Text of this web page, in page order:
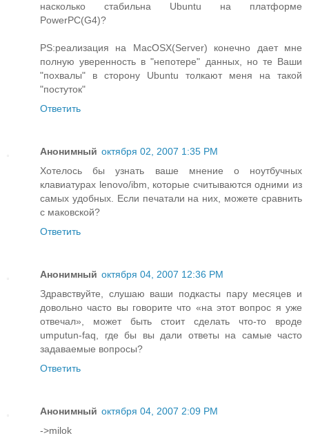
насколько стабильна Ubuntu на платформе
PowerPC(G4)?
PS:реализация на MacOSX(Server) конечно дает мне
полную уверенность в "непотере" данных, но те Ваши
"похвалы" в сторону Ubuntu толкают меня на такой
"постуток"
Ответить
Анонимный октября 02, 2007 1:35 PM
Хотелось бы узнать ваше мнение о ноутбучных
клавиатурах lenovo/ibm, которые считываются одними из
самых удобных. Если печатали на них, можете сравнить
с маковской?
Ответить
Анонимный октября 04, 2007 12:36 PM
Здравствуйте, слушаю ваши подкасты пару месяцев и
довольно часто вы говорите что «на этот вопрос я уже
отвечал», может быть стоит сделать что-то вроде
umputun-faq, где бы вы дали ответы на самые часто
задаваемые вопросы?
Ответить
Анонимный октября 04, 2007 2:09 PM
->milok